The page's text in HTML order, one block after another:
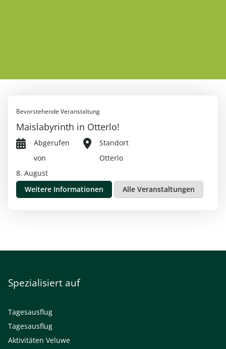
Bevorstehende Veranstaltung
Maislabyrinth in Otterlo!
Abgerufen
von
8. August
Standort
Otterlo
Weitere Informationen Alle Veranstaltungen
Spezialisiert auf
Tagesausflug
Tagesausflug
Aktivitäten Veluwe